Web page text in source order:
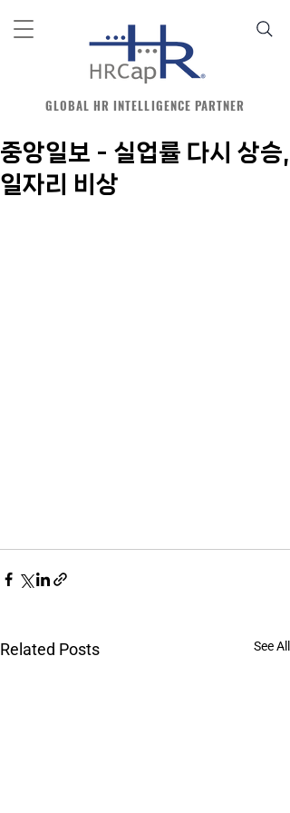
GLOBAL HR INTELLIGENCE PARTNER
중앙일보 - 실업률 다시 상승,
일자리 비상
Related Posts See All